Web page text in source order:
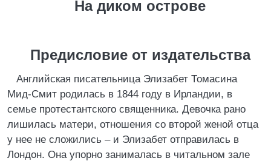
На диком острове
Предисловие от издательства
Английская писательница Элизабет Томасина
Мид-Смит родилась в 1844 году в Ирландии, в
семье протестантского священника. Девочка рано
лишилась матери, отношения со второй женой отца
у нее не сложились – и Элизабет отправилась в
Лондон. Она упорно занималась в читальном зале